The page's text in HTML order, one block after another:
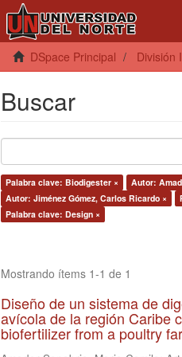
DSpace Principal División
Buscar
Palabra clave: Biodigester × Autor:
Autor: Jiménez Gómez, Carlos Ricardo ×
Palabra clave: Design ×
Mostrando ítems 1-1 de 1
Diseño de un sistema de
avícola de la región Caribe
biofertilizer from a poultry